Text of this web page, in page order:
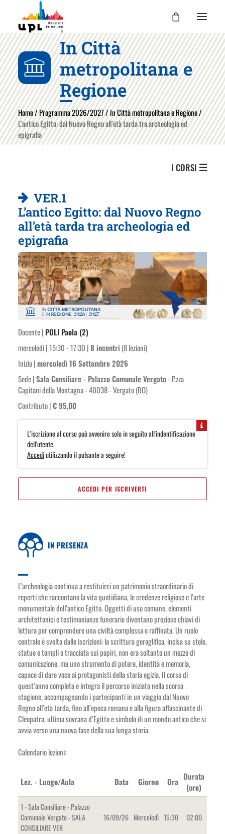
UPL
I CORSI
LE ATTIVITÀ
I DOCENTI
UPL PER TE
Home/Programma 2026/2027/In Città metropolitana e Regione/
L’antico Egitto: dal Nuovo Regno all’età tarda tra archeologia ed
epigrafia
In Città
metropolitana e
Regione
I CORSI
VER.1
L’antico Egitto: dal Nuovo Regno
all’età tarda tra archeologia ed
epigrafia
Docente | POLI Paola (2)
mercoledì | 15:30 - 17:30 |8 incontri (8 lezioni)
Inizio |mercoledì 16 Settembre 2026
Sede |Sala Consiliare - Palazzo Comunale Vergato- P.zza
Capitani della Montagna - 40038 - Vergato (BO)
Contributo |€ 95,00
L'iscrizione al corso può avvenire solo in seguito all'indentificazione
dell'utente.
Accediutilizzando il pulsante a seguire!
ACCEDI PER ISCRIVERTI
IN PRESENZA
L’archeologia continua a restituirci un patrimonio straordinario di
reperti che raccontano la vita quotidiana, le credenze religiose e l’arte
monumentale dell’antico Egitto. Oggetti di uso comune, elementi
architettonici e testimonianze funerarie diventano preziose chiavi di
lettura per comprendere una civiltà complessa e raffinata. Un ruolo
centrale è svolto dalle iscrizioni: la scrittura geroglifica, incisa su stele,
statue e templi o tracciata sui papiri, non era soltanto un mezzo di
comunicazione, ma uno strumento di potere, identità e memoria,
capace di dare voce ai protagonisti della storia egizia. Il corso di
quest’anno completa e integra il percorso iniziato nella scorsa
stagione, accompagnando i partecipanti in un viaggio dal Nuovo
Regno all’età tarda, fino all’epoca romana e alla figura affascinante di
Cleopatra, ultima sovrana d’Egitto e simbolo di un mondo antico che si
avvia verso una nuova fase della sua lunga storia.
Calendario lezioni:
Lez. - Luogo/Aula Data Giorno Ora Durata
(ore)
1 - Sala Consiliare - Palazzo
Comunale Vergato - SALA
CONSILIARE VER
16/09/26 Mercoledì 15:30 02:00